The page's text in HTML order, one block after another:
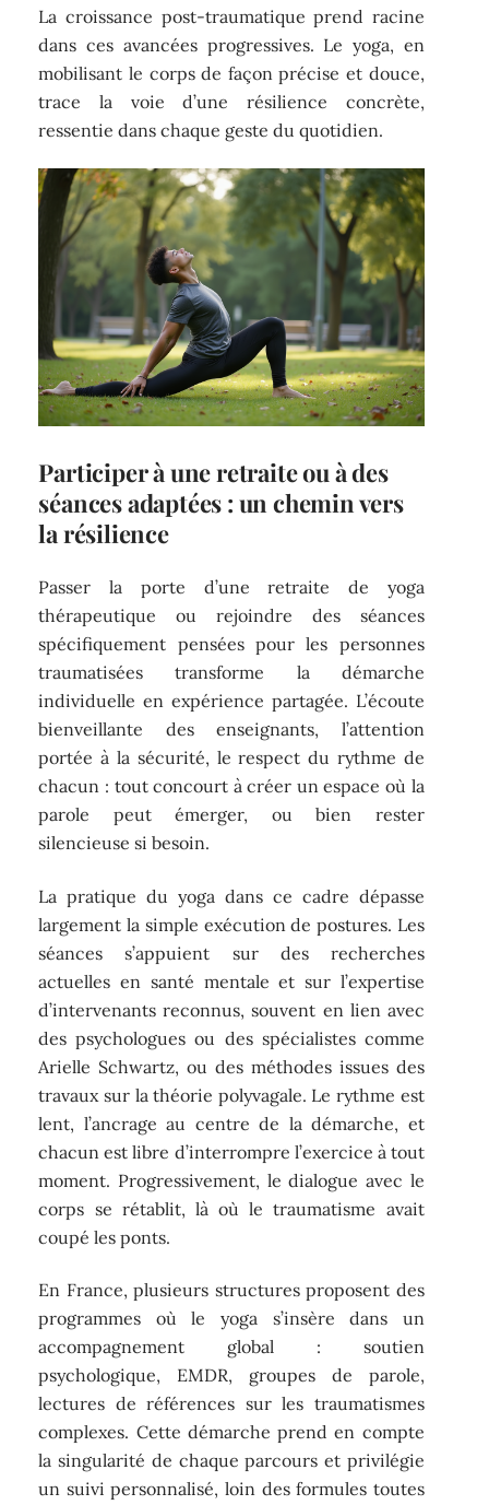
La croissance post-traumatique prend racine
dans ces avancées progressives. Le yoga, en
mobilisant le corps de façon précise et douce,
trace la voie d’une résilience concrète,
ressentie dans chaque geste du quotidien.
Participer à une retraite ou à des
séances adaptées : un chemin vers
la résilience
Passer la porte d’une retraite de yoga
thérapeutique ou rejoindre des séances
spécifiquement pensées pour les personnes
traumatisées transforme la démarche
individuelle en expérience partagée. L’écoute
bienveillante des enseignants, l’attention
portée à la sécurité, le respect du rythme de
chacun : tout concourt à créer un espace où la
parole peut émerger, ou bien rester
silencieuse si besoin.
La pratique du yoga dans ce cadre dépasse
largement la simple exécution de postures. Les
séances s’appuient sur des recherches
actuelles en santé mentale et sur l’expertise
d’intervenants reconnus, souvent en lien avec
des psychologues ou des spécialistes comme
Arielle Schwartz, ou des méthodes issues des
travaux sur la théorie polyvagale. Le rythme est
lent, l’ancrage au centre de la démarche, et
chacun est libre d’interrompre l’exercice à tout
moment. Progressivement, le dialogue avec le
corps se rétablit, là où le traumatisme avait
coupé les ponts.
En France, plusieurs structures proposent des
programmes où le yoga s’insère dans un
accompagnement global : soutien
psychologique, EMDR, groupes de parole,
lectures de références sur les traumatismes
complexes. Cette démarche prend en compte
la singularité de chaque parcours et privilégie
un suivi personnalisé, loin des formules toutes